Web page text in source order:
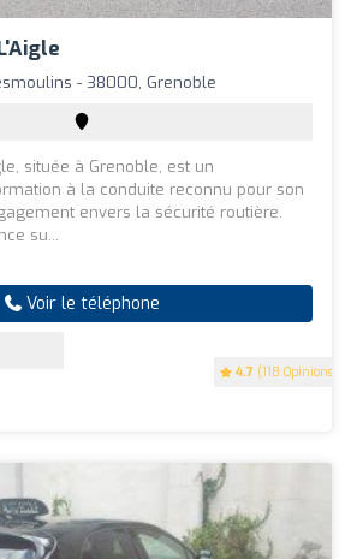
4.7 (118 Opinions)
- 38000, Grenoble
située à Grenoble, est un
à la conduite reconnu pour son
envers la sécurité routière.
su...
Voir le téléphone